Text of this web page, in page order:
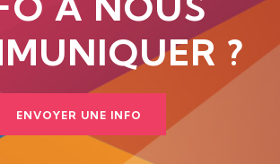
?
ENVOYER UNE INFO